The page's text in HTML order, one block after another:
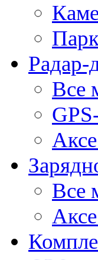
Радар-
Все
Все